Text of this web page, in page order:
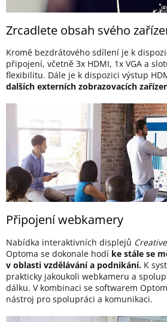
Zrcadlete obsah svého
Kromě bezdrátového sdílení je k
připojení, včetně 3x HDMI, 1x VGA a
flexibilitu. Dále je k dispozici výstup
dalších externích zobrazovacích
Připojení webkamery
Nabídka interaktivních displejů
Optoma se dokonale hodí ke stále se
v oblasti vzdělávání a podnikání. K
prakticky jakoukoli webkameru a
dálku. V kombinaci se softwarem
nástroj pro spolupráci a komunikaci.